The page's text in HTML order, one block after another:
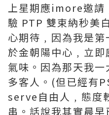
上星期應imore邀
驗 PTP 雙束納秒美
心期待﹐因為我是
於金朝陽中心﹐立
氣味。因為那天我
多客人。(但已經有
serve自由人﹐態度
串。話說我其實晨